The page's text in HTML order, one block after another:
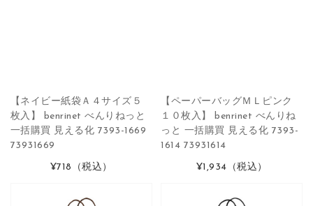
【ネイビー紙袋Ａ４サイズ５
枚入】 benrinet べんりねっと
一括購買 見える化 7393-1669
73931669
¥718 （税込）
【ペーパーバッグＭＬピンク
１０枚入】 benrinet べんりね
っと 一括購買 見える化 7393-
1614 73931614
¥1,934 （税込）